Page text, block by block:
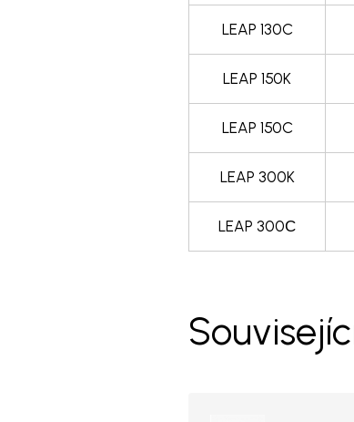
LEAP 130C
LEAP 150K
LEAP 150C
LEAP 300K
LEAP 300С